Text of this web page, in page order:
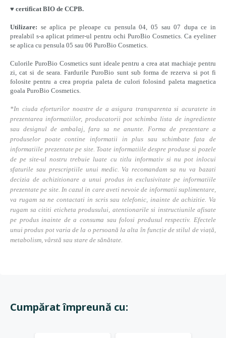
♥ certificat BIO de CCPB.
Utilizare: se aplica pe pleoape cu pensula 04, 05 sau 07 dupa ce in
prealabil s-a aplicat primer-ul pentru ochi PuroBio Cosmetics. Ca eyeliner
se aplica cu pensula 05 sau 06 PuroBio Cosmetics.
Culorile PuroBio Cosmetics sunt ideale pentru a crea atat machiaje pentru
zi, cat si de seara. Fardurile PuroBio sunt sub forma de rezerva si pot fi
folosite pentru a crea propria paleta de culori folosind paleta magnetica
goala PuroBio Cosmetics.
*In ciuda eforturilor noastre de a asigura transparenta si acuratete in
prezentarea informatiilor, producatorii pot schimba lista de ingrediente
sau designul de ambalaj, fara sa ne anunte. Forma de prezentare a
produselor poate contine informatii in plus sau schimbate fata de
informatiile prezentate pe site. Toate informatiile despre produse si pozele
de pe site-ul nostru trebuie luate cu titlu informativ si nu pot inlocui
sfaturile sau prescriptiile unui medic. Va recomandam sa nu va bazati
decizia de achizitionare a unui produs in exclusivitate pe informatiile
prezentate pe site. In cazul in care aveti nevoie de informatii suplimentare,
va rugam sa ne contactati in scris sau telefonic, inainte de achizitie. Va
rugam sa cititi eticheta produsului, atentionarile si instructiunile afisate
pe produs inainte de a consuma sau folosi produsul respectiv. Efectele
unui produs pot varia de la o persoană la alta în funcție de stilul de viață,
metabolism, vârstă sau stare de sănătate.
Cumpărat împreună cu: